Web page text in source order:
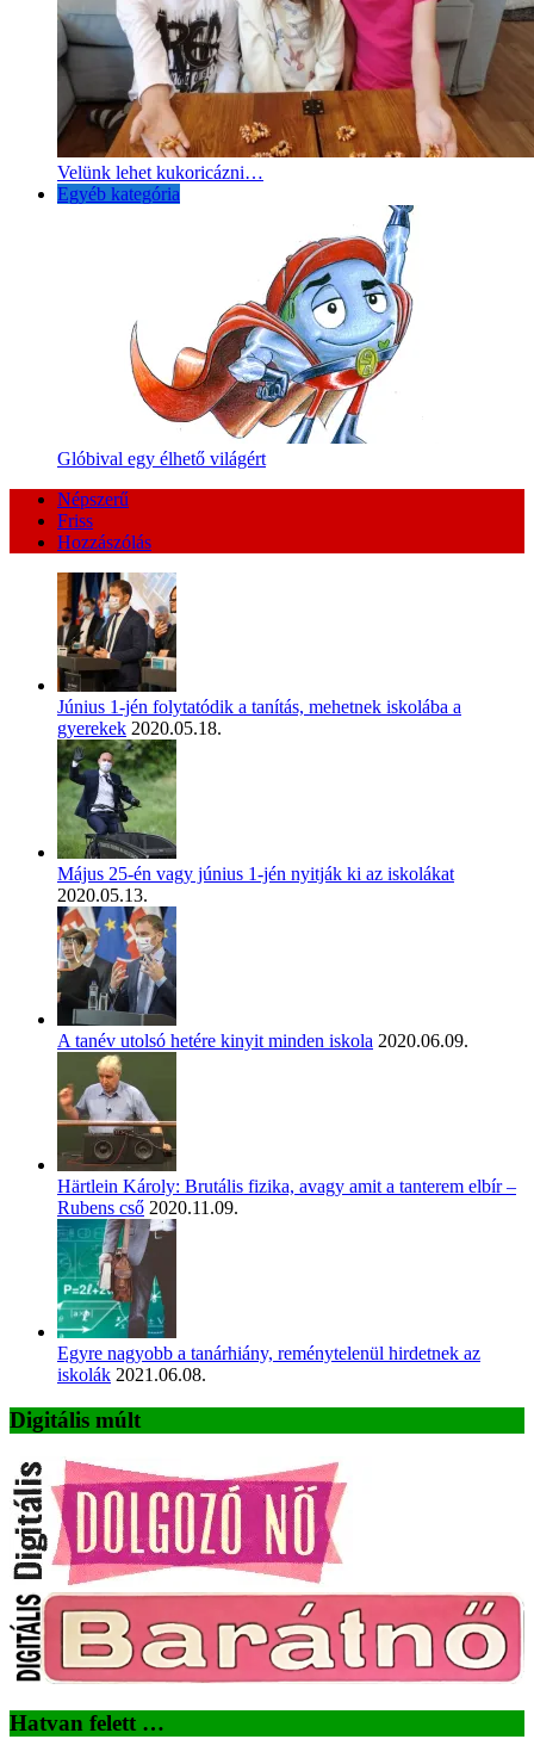
Velünk lehet kukoricázni…
Egyéb kategória
Glóbival egy élhető világért
Népszerű
Friss
Hozzászólás
Június 1-jén folytatódik a tanítás, mehetnek iskolába a
gyerekek 2020.05.18.
Május 25-én vagy június 1-jén nyitják ki az iskolákat
2020.05.13.
A tanév utolsó hetére kinyit minden iskola 2020.06.09.
Härtlein Károly: Brutális fizika, avagy amit a tanterem elbír –
Rubens cső 2020.11.09.
Egyre nagyobb a tanárhiány, reménytelenül hirdetnek az
iskolák 2021.06.08.
Digitális múlt
Hatvan felett …